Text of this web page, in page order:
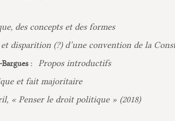
des concepts et des formes
disparition (?) d’une convention de la
: Propos introductifs
et fait majoritaire
« Penser le droit politique » (2018)